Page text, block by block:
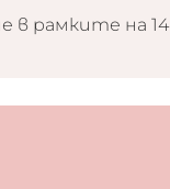
в рамките на 14